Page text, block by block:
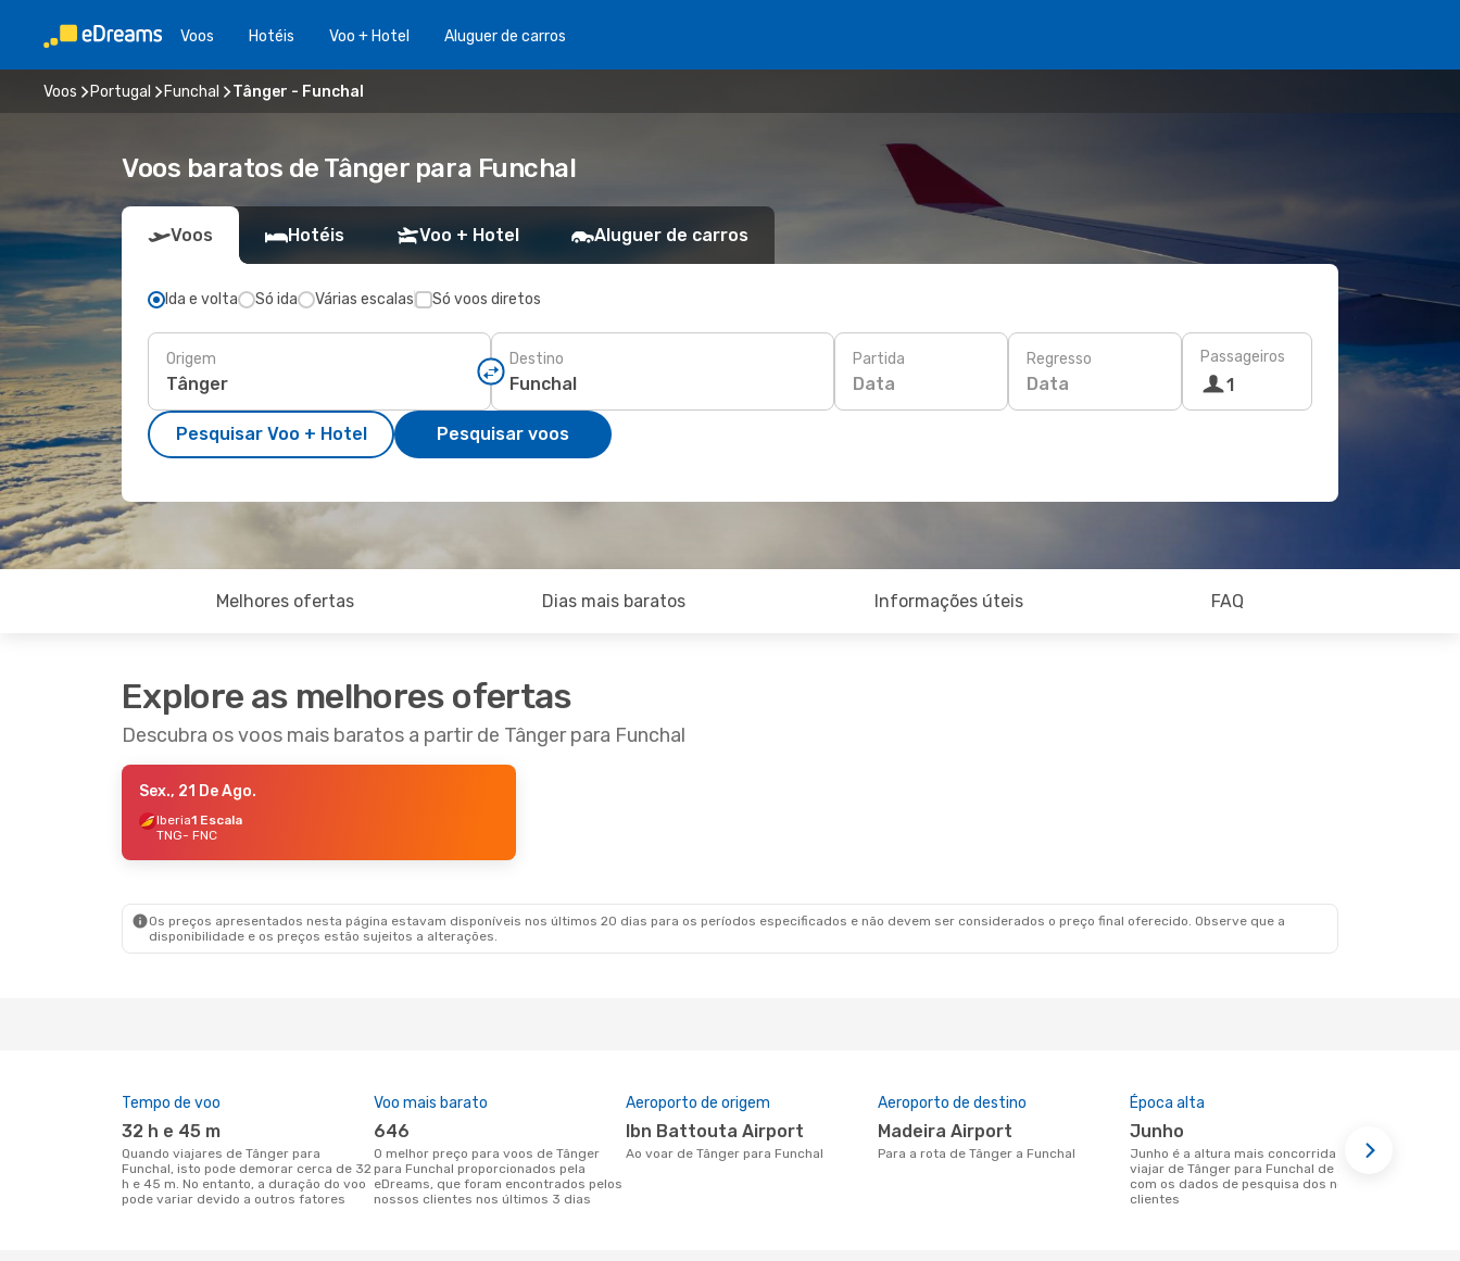
Voos Hotéis Voo + Hotel Aluguer de carros
Voos Portugal Funchal Tânger - Funchal
Voos baratos de Tânger para Funchal
Voos Hotéis Voo + Hotel Aluguer de carros
Ida e volta Só ida Várias escalas Só voos diretos
Origem Destino Partida
Data
Regresso
Data
Passageiros
1
Pesquisar Voo + Hotel Pesquisar voos
Melhores ofertas Dias mais baratos Informações úteis FAQ
Explore as melhores ofertas
Descubra os voos mais baratos a partir de Tânger para Funchal
Sex., 21 De Ago.
Iberia1 Escala
TNG- FNC
Os preços apresentados nesta página estavam disponíveis nos últimos 20 dias para os períodos especificados e não devem ser considerados o preço final oferecido. Observe que a
disponibilidade e os preços estão sujeitos a alterações.
Tempo de voo
32 h e 45 m
Quando viajares de Tânger para
Funchal, isto pode demorar cerca de 32
h e 45 m. No entanto, a duração do voo
pode variar devido a outros fatores
Voo mais barato
646
O melhor preço para voos de Tânger
para Funchal proporcionados pela
eDreams, que foram encontrados pelos
nossos clientes nos últimos 3 dias
Aeroporto de origem
Ibn Battouta Airport
Ao voar de Tânger para Funchal
Aeroporto de destino
Madeira Airport
Para a rota de Tânger a Funchal
Época alta
junho
junho é a altura mais concorrida para
viajar de Tânger para Funchal de acordo
com os dados de pesquisa dos nossos
clientes